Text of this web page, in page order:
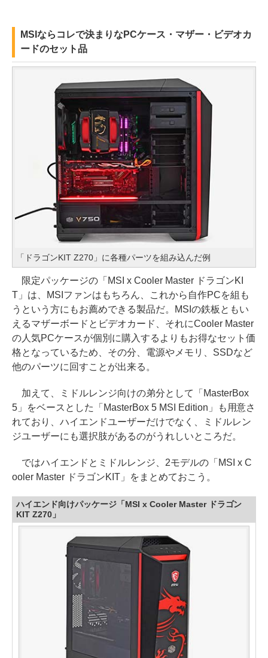
MSIならコレで決まりなPCケース・マザー・ビデオカ
ードのセット品
「ドラゴンKIT Z270」に各種パーツを組み込んだ例
限定パッケージの「MSI x Cooler Master ドラゴンKI
T」は、MSIファンはもちろん、これから自作PCを組も
うという方にもお薦めできる製品だ。MSIの鉄板ともい
えるマザーボードとビデオカード、それにCooler Master
の人気PCケースが個別に購入するよりもお得なセット価
格となっているため、その分、電源やメモリ、SSDなど
他のパーツに回すことが出来る。
加えて、ミドルレンジ向けの弟分として「MasterBox
5」をベースとした「MasterBox 5 MSI Edition」も用意さ
れており、ハイエンドユーザーだけでなく、ミドルレン
ジユーザーにも選択肢があるのがうれしいところだ。
ではハイエンドとミドルレンジ、2モデルの「MSI x C
ooler Master ドラゴンKIT」をまとめておこう。
ハイエンド向けパッケージ「MSI x Cooler Master ドラゴン
KIT Z270」